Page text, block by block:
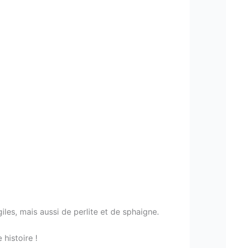
mais aussi de perlite et de sphaigne.
histoire !